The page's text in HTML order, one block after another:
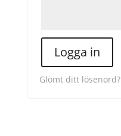
Logga in
Glömt ditt lösenord?